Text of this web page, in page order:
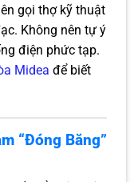
gọi thợ kỹ thuật
Không nên tự ý
điện phức tạp.
Midea để biết
“Đóng Băng”